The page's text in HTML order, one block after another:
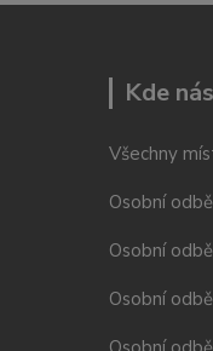
Kde
Všechny
Osobní
Osobní
Osobní